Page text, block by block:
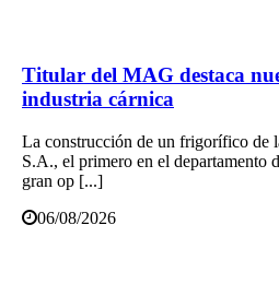
Titular del MAG destaca
industria cárnica
La construcción de un frigorífico de
S.A., el primero en el departamento
gran op [...]
06/08/2026